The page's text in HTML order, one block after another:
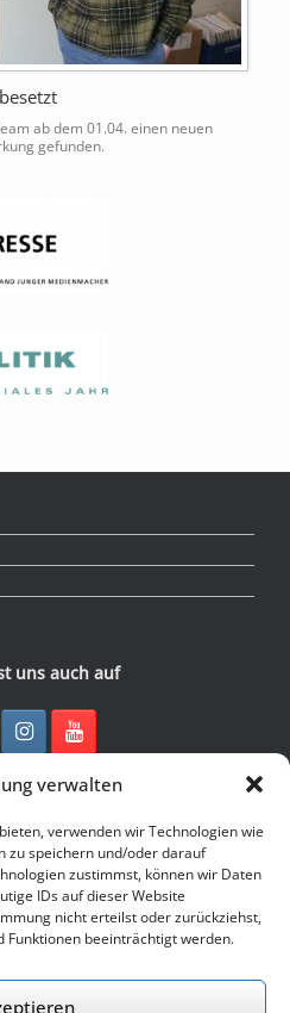
verwalten
verwenden wir Technologien wie
zu speichern und/oder darauf
zustimmst, können wir Daten
IDs auf dieser Website
nicht erteilst oder zurückziehst,
beeinträchtigt werden.
ab dem 01.04. einen neuen
gefunden.
uns auch auf